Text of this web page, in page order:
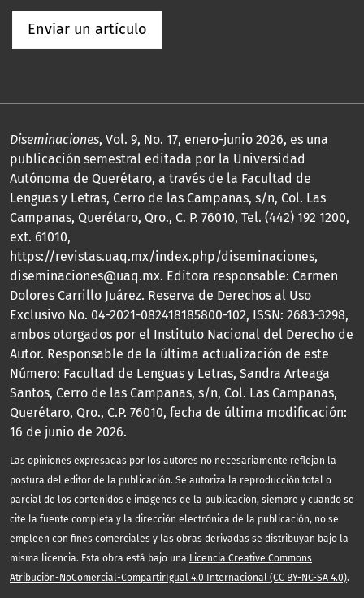
Enviar un artículo
Diseminaciones, Vol. 9, No. 17, enero-junio 2026, es una
publicación semestral editada por la Universidad
Autónoma de Querétaro, a través de la Facultad de
Lenguas y Letras, Cerro de las Campanas, s/n, Col. Las
Campanas, Querétaro, Qro., C. P. 76010, Tel. (442) 192 1200,
ext. 61010,
https://revistas.uaq.mx/index.php/diseminaciones,
diseminaciones@uaq.mx. Editora responsable: Carmen
Dolores Carrillo Juárez. Reserva de Derechos al Uso
Exclusivo No. 04-2021-082418185800-102, ISSN: 2683-3298,
ambos otorgados por el Instituto Nacional del Derecho de
Autor. Responsable de la última actualización de este
Número: Facultad de Lenguas y Letras, Sandra Arteaga
Santos, Cerro de las Campanas, s/n, Col. Las Campanas,
Querétaro, Qro., C.P. 76010, fecha de última modificación:
16 de junio de 2026.
Las opiniones expresadas por los autores no necesariamente reflejan la
postura del editor de la publicación. Se autoriza la reproducción total o
parcial de los contenidos e imágenes de la publicación, siempre y cuando se
cite la fuente completa y la dirección electrónica de la publicación, no se
empleen con fines comerciales y las obras derivadas se distribuyan bajo la
misma licencia. Esta obra está bajo una Licencia Creative Commons
Atribución-NoComercial-CompartirIgual 4.0 Internacional (CC BY-NC-SA 4.0).